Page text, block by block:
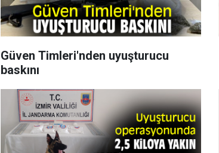
Güven Timleri'nden uyuşturucu
baskını